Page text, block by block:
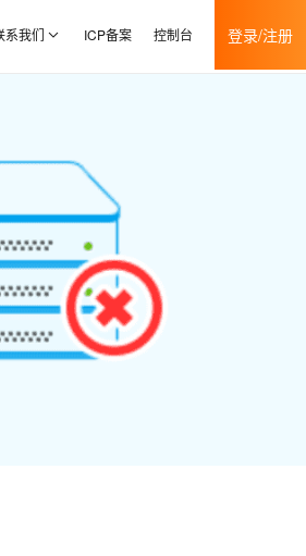
系我们 ICP备案 控制台 登录/注册